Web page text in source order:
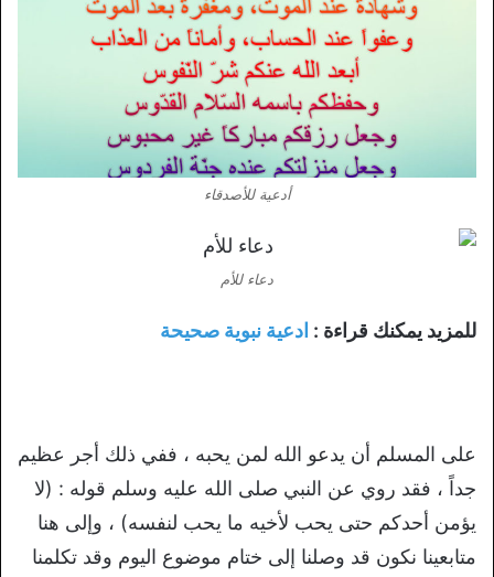
أدعية للأصدقاء
دعاء للأم
للمزيد يمكنك قراءة : ادعية نبوية صحيحة
على المسلم أن يدعو الله لمن يحبه ، ففي ذلك أجر عظيم
جداً ، فقد روي عن النبي صلى الله عليه وسلم قوله : (لا
يؤمن أحدكم حتى يحب لأخيه ما يحب لنفسه) ، وإلى هنا
متابعينا نكون قد وصلنا إلى ختام موضوع اليوم وقد تكلمنا